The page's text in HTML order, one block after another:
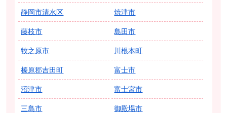
静岡市清水区 焼津市
藤枝市 島田市
牧之原市 川根本町
榛原郡吉田町 富士市
沼津市 富士宮市
三島市 御殿場市